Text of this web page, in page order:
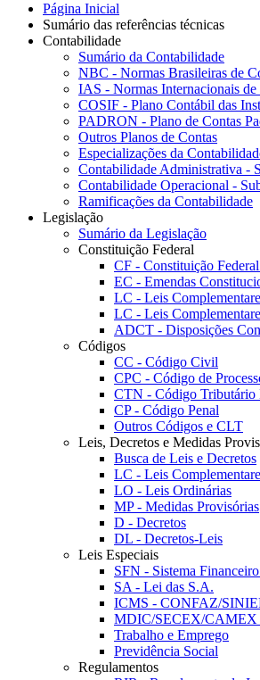
Página Inicial
Sumário das referências técnicas
Contabilidade
Sumário da Contabilidade
NBC - Normas Brasileiras de
IAS - Normas Internacionais
COSIF - Plano Contábil das
PADRON - Plano de Contas
Outros Planos de Contas
Especializações da
Contabilidade Administrativa -
Contabilidade Operacional -
Ramificações da Contabilidade
Legislação
Sumário da Legislação
Constituição Federal
CF - Constituição
EC - Emendas
LC - Leis
LC - Leis
ADCT - Disposições
Códigos
CC - Código Civil
CPC - Código de
CTN - Código Tributário
CP - Código Penal
Outros Códigos e CLT
Leis, Decretos e Medidas
Busca de Leis e Decretos
LC - Leis
LO - Leis Ordinárias
MP - Medidas Provisórias
D - Decretos
DL - Decretos-Leis
Leis Especiais
SFN - Sistema
SA - Lei das S.A.
ICMS - CONFAZ/
MDIC/SECEX/CAMEX
Trabalho e Emprego
Previdência Social
Regulamentos